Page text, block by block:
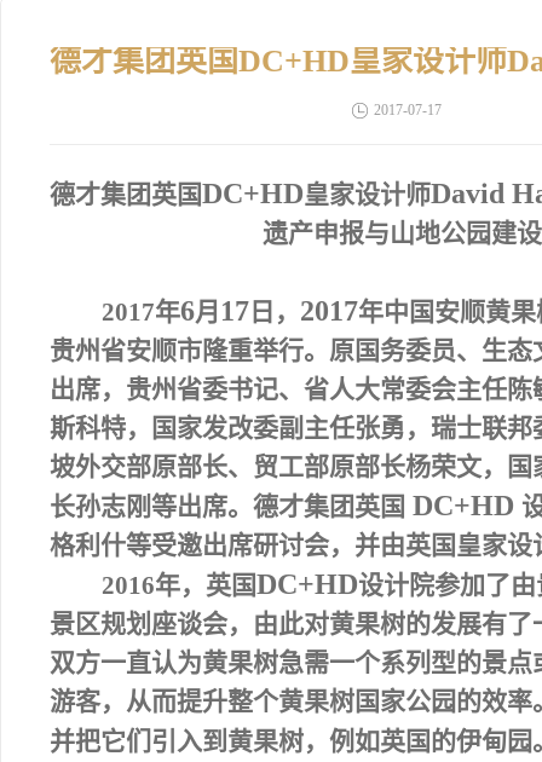
2017-07-17
德才集团英国DC+HD皇家设计师David
遗产申报与山地公园建
2017年6月 17 日 ， 2017年中国安顺黄
贵州省安顺市隆重举行。原国务委员、生
出席，贵州省委书记、省人大常委会主任
斯科特，国家发改委副主任张勇，瑞士联
坡外交部原部长、贸工部原部长杨荣文，
长孙志刚等出席。德才集团英国 DC+HD
格利什等受邀出席研讨会，并由英国皇家
2016年，英国DC+HD设计院参加了
景区规划座谈会，由此对黄果树的发展有
双方一直认为黄果树急需一个系列型的景
游客，从而提升整个黄果树国家公园的效
并把它们引入到黄果树，例如英国的伊甸园